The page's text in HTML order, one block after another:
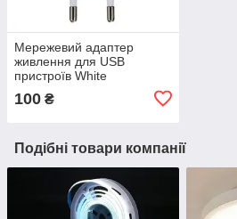
Мережевий адаптер
живлення для USB
пристроїв White
100 ₴
Подібні товари компанії